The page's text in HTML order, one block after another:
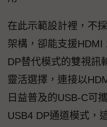
在此示範設計裡，不
架構，卻能支援HDMI
DP替代模式的雙視訊
靈活選擇，連接以
日益普及的USB-C可
USB4 DP通道模式，